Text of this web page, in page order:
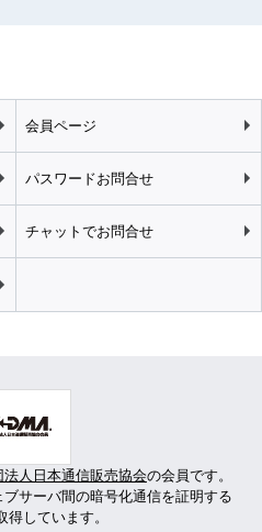
会員ページ
パスワードお問合せ
チャットでお問合せ
法人日本通信販売協会の会員です。
サーバ間の暗号化通信を証明する
しています。